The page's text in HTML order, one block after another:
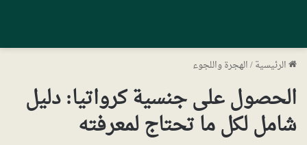
الرئيسية/الهجرة واللجوء
الحصول على جنسية كرواتيا: دليل
شامل لكل ما تحتاج لمعرفته